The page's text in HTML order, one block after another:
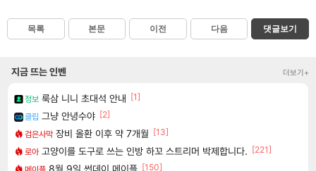
목록 본문 이전 다음 댓글보기
지금 뜨는 인벤 더보기+
정보 룩삼 니니 초대석 안내
[1]
클립 그냥 안녕수야 [2]
검은사막 장비 올환 이후 약 7개월 [13]
로아 고양이를 도구로 쓰는 인방 하꼬 스트리머 박제합니다. [221]
[150]